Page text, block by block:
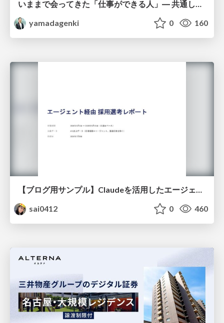
yamadagenki
0 160
【ブログ用サンプル】Claudeを活用したエージェント分析レポート自動生成例
sai0412
0 460